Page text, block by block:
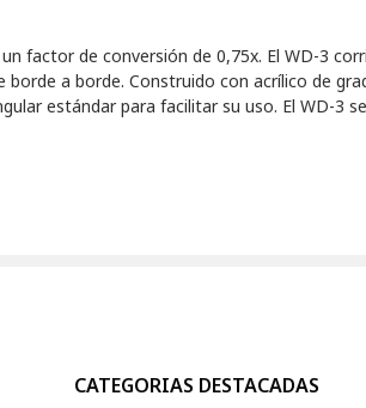
factor de conversión de 0,75x. El WD-3
a borde. Construido con acrílico de
estándar para facilitar su uso. El WD-3
CATEGORIAS DESTACADAS